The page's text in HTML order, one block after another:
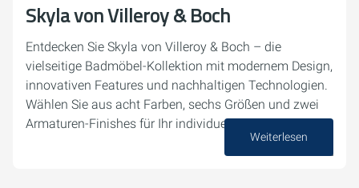
Skyla von Villeroy & Boch
Entdecken Sie Skyla von Villeroy & Boch – die
vielseitige Badmöbel-Kollektion mit modernem Design,
innovativen Features und nachhaltigen Technologien.
Wählen Sie aus acht Farben, sechs Größen und zwei
Armaturen-Finishes für Ihr individuelles…
Weiterlesen